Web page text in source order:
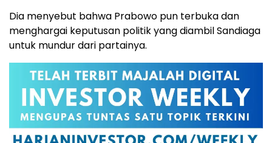
Dia menyebut bahwa Prabowo pun terbuka dan
menghargai keputusan politik yang diambil Sandiaga
untuk mundur dari partainya.